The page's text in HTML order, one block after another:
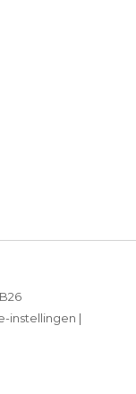
instellingen |